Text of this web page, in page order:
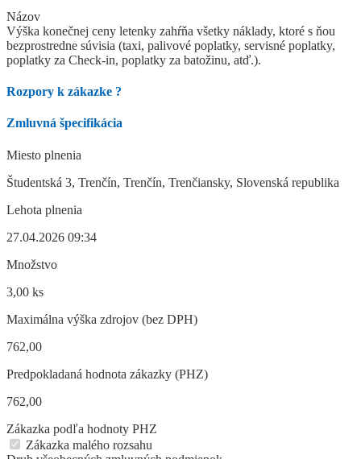
Názov
Výška konečnej ceny letenky zahŕňa všetky náklady, ktoré s ňou
bezprostredne súvisia (taxi, palivové poplatky, servisné poplatky,
poplatky za Check-in, poplatky za batožinu, atď.).
Rozpory k zákazke ?
Zmluvná špecifikácia
Miesto plnenia
Študentská 3, Trenčín, Trenčín, Trenčiansky, Slovenská republika
Lehota plnenia
27.04.2026 09:34
Množstvo
3,00 ks
Maximálna výška zdrojov (bez DPH)
762,00
Predpokladaná hodnota zákazky (PHZ)
762,00
Zákazka podľa hodnoty PHZ
Zákazka malého rozsahu